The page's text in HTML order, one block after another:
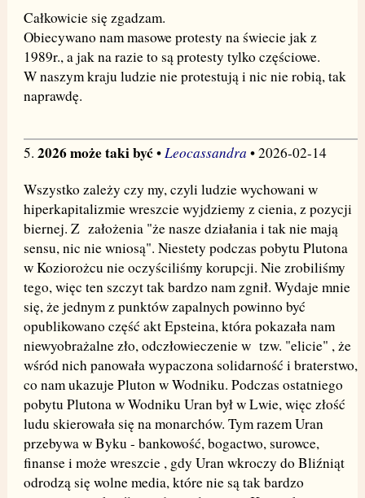
Całkowicie się zgadzam.
Obiecywano nam masowe protesty na świecie jak z
1989r., a jak na razie to są protesty tylko częściowe.
W naszym kraju ludzie nie protestują i nic nie robią, tak
naprawdę.
5. 2026 może taki być•Leocassandra • 2026-02-14
Wszystko zależy czy my, czyli ludzie wychowani w
hiperkapitalizmie wreszcie wyjdziemy z cienia, z pozycji
biernej. Z założenia "że nasze działania i tak nie mają
sensu, nic nie wniosą". Niestety podczas pobytu Plutona
w Koziorożcu nie oczyściliśmy korupcji. Nie zrobiliśmy
tego, więc ten szczyt tak bardzo nam zgnił. Wydaje mnie
się, że jednym z punktów zapalnych powinno być
opublikowano część akt Epsteina, która pokazała nam
niewyobrażalne zło, odczłowieczenie w tzw. "elicie" , że
wśród nich panowała wypaczona solidarność i braterstwo,
co nam ukazuje Pluton w Wodniku. Podczas ostatniego
pobytu Plutona w Wodniku Uran był w Lwie, więc złość
ludu skierowała się na monarchów. Tym razem Uran
przebywa w Byku - bankowość, bogactwo, surowce,
finanse i może wreszcie , gdy Uran wkroczy do Bliźniąt
odrodzą się wolne media, które nie są tak bardzo